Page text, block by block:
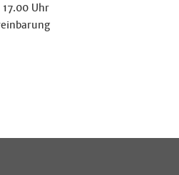
Uhr